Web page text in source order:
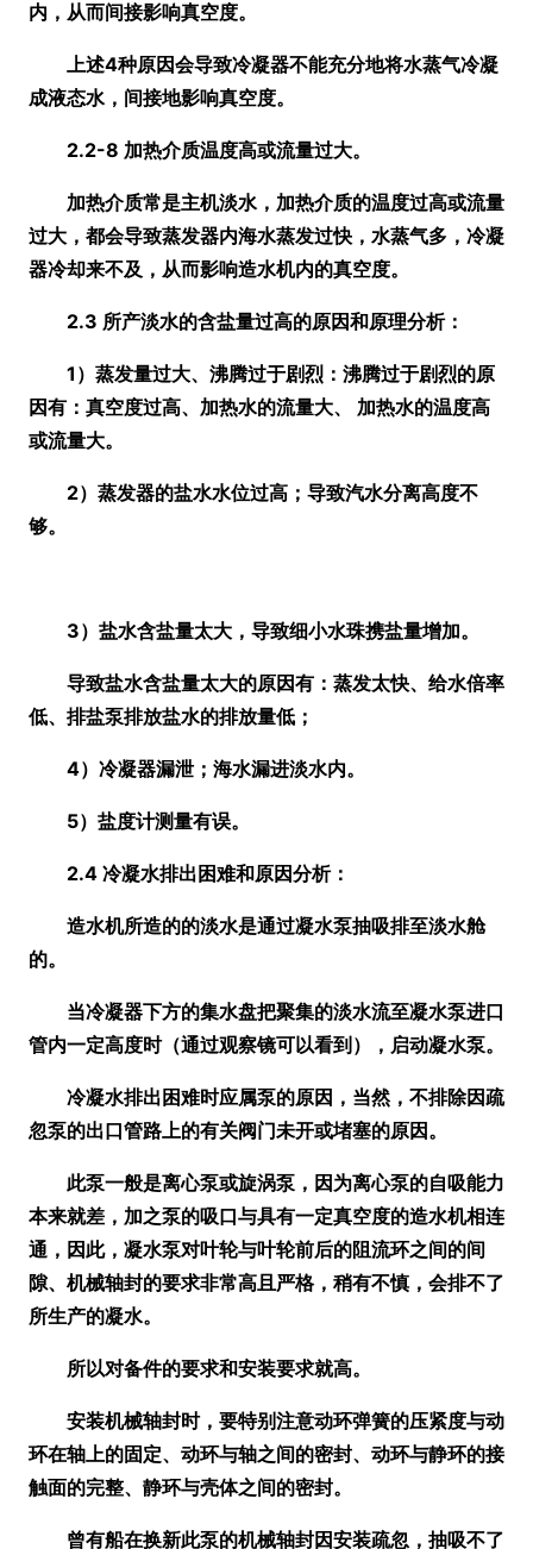
内，从而间接影响真空度。
上述4种原因会导致冷凝器不能充分地将水蒸气冷凝
成液态水，间接地影响真空度。
2.2-8 加热介质温度高或流量过大。
加热介质常是主机淡水，加热介质的温度过高或流量
过大，都会导致蒸发器内海水蒸发过快，水蒸气多，冷凝
器冷却来不及，从而影响造水机内的真空度。
2.3 所产淡水的含盐量过高的原因和原理分析：
1）蒸发量过大、沸腾过于剧烈：沸腾过于剧烈的原
因有：真空度过高、加热水的流量大、 加热水的温度高
或流量大。
2）蒸发器的盐水水位过高；导致汽水分离高度不
够。
3）盐水含盐量太大，导致细小水珠携盐量增加。
导致盐水含盐量太大的原因有：蒸发太快、给水倍率
低、排盐泵排放盐水的排放量低；
4）冷凝器漏泄；海水漏进淡水内。
5）盐度计测量有误。
2.4 冷凝水排出困难和原因分析：
造水机所造的的淡水是通过凝水泵抽吸排至淡水舱
的。
当冷凝器下方的集水盘把聚集的淡水流至凝水泵进口
管内一定高度时（通过观察镜可以看到） ，启动凝水泵。
冷凝水排出困难时应属泵的原因，当然，不排除因疏
忽泵的出口管路上的有关阀门未开或堵塞的原因。
此泵一般是离心泵或旋涡泵，因为离心泵的自吸能力
本来就差，加之泵的吸口与具有一定真空度的造水机相连
通，因此，凝水泵对叶轮与叶轮前后的阻流环之间的间
隙、机械轴封的要求非常高且严格，稍有不慎，会排不了
所生产的凝水。
所以对备件的要求和安装要求就高。
安装机械轴封时，要特别注意动环弹簧的压紧度与动
环在轴上的固定、动环与轴之间的密封、动环与静环的接
触面的完整、静环与壳体之间的密封。
曾有船在换新此泵的机械轴封因安装疏忽，抽吸不了